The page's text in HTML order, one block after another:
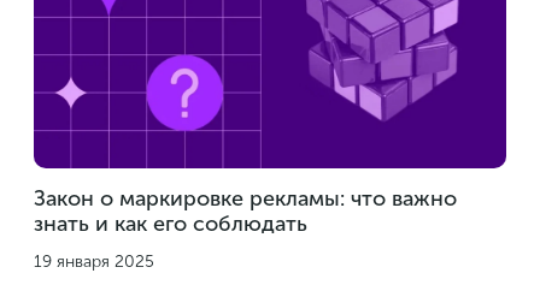
Закон о маркировке рекламы: что важно
знать и как его соблюдать
19 января 2025